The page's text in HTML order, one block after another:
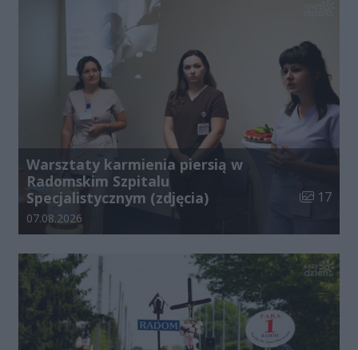
Warsztaty karmienia piersią w
Radomskim Szpitalu
Specjalistycznym (zdjęcia)
Liczba
17
Data dodania galerii:
07.08.2026